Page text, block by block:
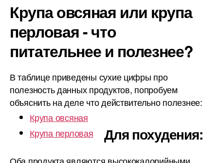
Крупа овсяная или крупа
перловая - что
питательнее и полезнее?
В таблице приведены сухие цифры про
полезность данных продуктов, попробуем
объяснить на деле что действительно полезнее:
Крупа овсяная
Крупа перловая
Для похудения: